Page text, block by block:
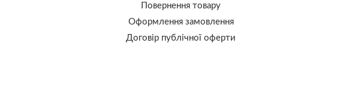
Повернення товару
Оформлення замовлення
Договір публічної оферти